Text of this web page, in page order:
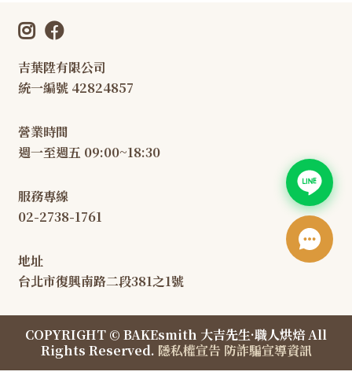
吉葉陞有限公司
統一編號 42824857
營業時間
週一至週五 09:00~18:30
服務專線
02-2738-1761
地址
台北市復興南路二段381之1號
COPYRIGHT © BAKEsmith 大吉先生·職人烘焙 All
Rights Reserved. 隱私權宣告 防詐騙宣導資訊